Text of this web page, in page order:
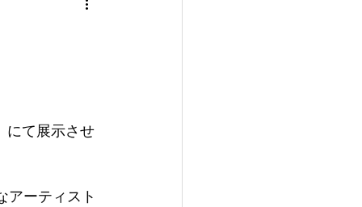
にて展示させ
アーティスト